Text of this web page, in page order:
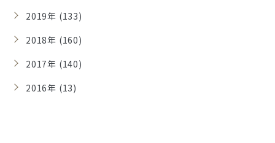
2019年 (133)
2018年 (160)
2017年 (140)
2016年 (13)